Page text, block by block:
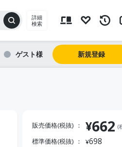
詳細
検索
ゲスト 新規登録
販売価格(税抜) ¥662 (
標準価格(税抜) ¥698